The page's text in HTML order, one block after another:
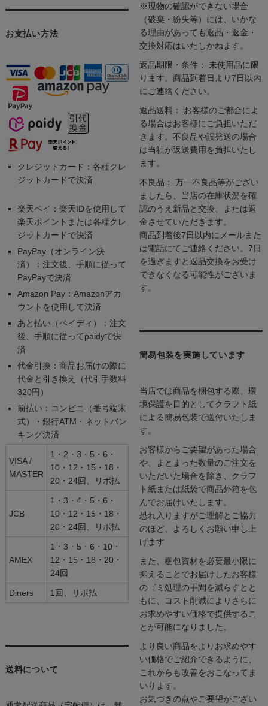
お支払い方法
クレジットカード：各種クレ
ジットカードで決済
楽天ペイ：楽天IDを使用して
楽天ポイントまたは各種クレ
ジットカードで決済
PayPay（オンライン決
済）：注文後、手順に従って
PayPayで決済
Amazon Pay：Amazonアカ
ウントを使用して決済
あと払い（ペイディ）：注文
後、手順に従ってpaidyで決
済
代金引換：商品お届けの際に
代金と引き換え（代引手数料
320円）
前払い：コンビニ（番号端末
式）・銀行ATM・ネットバン
キング決済
VISA /
MASTER
1・2・3・5・6・
10・12・15・18・
20・24回、リボ払
JCB
1・3・4・5・6・
10・12・15・18・
20・24回、リボ払
AMEX
1・3・5・6・10・
12・15・18・20・
24回
Diners 1回、リボ払
送料について
※現物の確認ができない場合
（破棄・紛失等）には、いかな
る理由があっても返品・返金・
交換対応はいたしかねます。
返品期限・条件： 未使用品に限
ります。商品到着日より7日以内
にご連絡ください。
返品送料： お客様のご都合によ
る場合はお客様にご負担いただ
きます。不良品や誤発送の場合
は当社が返送費用を負担いたし
ます。
不良品： 万一不良品等がござい
ましたら、当店の在庫状況を確
認のうえ新品と交換、または返
金させていただきます。
商品到着後7日以内にメールまた
は電話にてご連絡ください。7日
を過ぎますと返品交換をお受け
できなくなる可能性がございま
す。
簡易包装を実施しています
当店では商品を梱包する際、環
境保護を目的としてクラフト紙
による簡易包装で送付いたしま
す。
お客様からご要望があった場合
や、まとまった数量のご注文を
いただいた場合を除き、クラフ
ト紙または紙袋で商品外箱を包
んでお届けいたします。
恐れ入りますがご理解とご協力
のほど、よろしくお願い申し上
げます
また、梱包資材を必要最小限に
抑えることでお届けしたお客様
のゴミ処理の手間を減らすとと
もに、コスト削減によりさらに
お求めやすい価格で提供するこ
とが可能になりました。
より良い商品をよりお求めやす
い価格でご紹介できるように、
これからも改善をおこなってま
いります。
お気づきの点やご要望がござい